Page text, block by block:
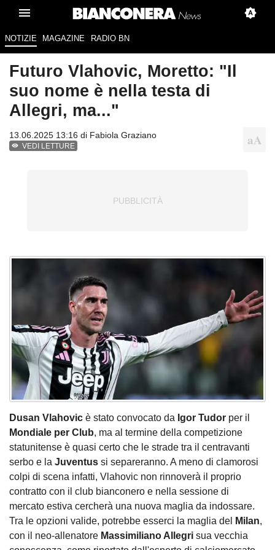
NOTIZIE MAGAZINE RADIO BN
Futuro Vlahovic, Moretto: "Il
suo nome è nella testa di
Allegri, ma..."
13.06.2025 13:16 di Fabiola Graziano
VEDI LETTURE
Dusan Vlahovic è stato convocato da Igor Tudor per il
Mondiale per Club, ma al termine della competizione
statunitense è quasi certo che le strade tra il centravanti
serbo e la Juventus si separeranno. A meno di clamorosi
colpi di scena infatti, Vlahovic non rinnoverà il proprio
contratto con il club bianconero e nella sessione di
mercato estiva cercherà una nuova maglia da indossare.
Tra le opzioni valide, potrebbe esserci la maglia del
Milan,
con il neo-allenatore Massimiliano Allegri sua vecchia